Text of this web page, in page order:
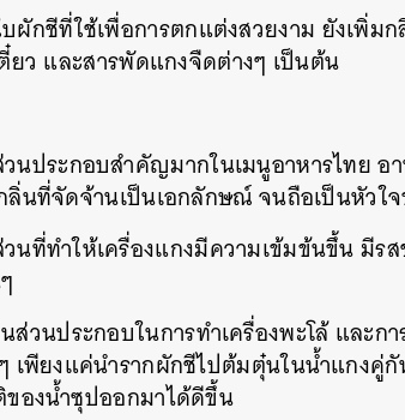
ผักชีที่ใช้เพื่อการตกแต่งสวยงาม ยังเพิ่ม
ยว และสารพัดแกงจืดต่างๆ เป็นต้น
นประกอบสำคัญมากในเมนูอาหารไทย อ
ลิ่นที่จัดจ้านเป็นเอกลักษณ์จนถือเป็นหัวใ
นที่ทำให้เครื่องแกงมีความเข้มข้นขึ้นมีร
ส่วนประกอบในการทำเครื่องพะโล้และก
เพียงแค่นำรากผักชีไปต้มตุ๋นในน้ำแกงคู่
ของน้ำซุปออกมาได้ดีขึ้น